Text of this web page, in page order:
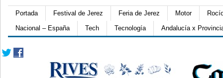
Portada Festival de Jerez Feria de Jerez Motor
Nacional – España
Tech Tecnología Andalucía x